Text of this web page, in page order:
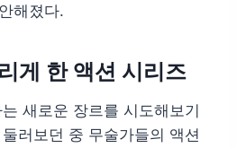
해졌다.
게 한 액션 시리즈
새로운 장르를 시도해보기
러보던 중 무술가들의 액션